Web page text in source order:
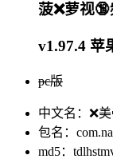
菠❌萝视
v1.97.4 苹
pc版
中文名：❌
包名：
md5：